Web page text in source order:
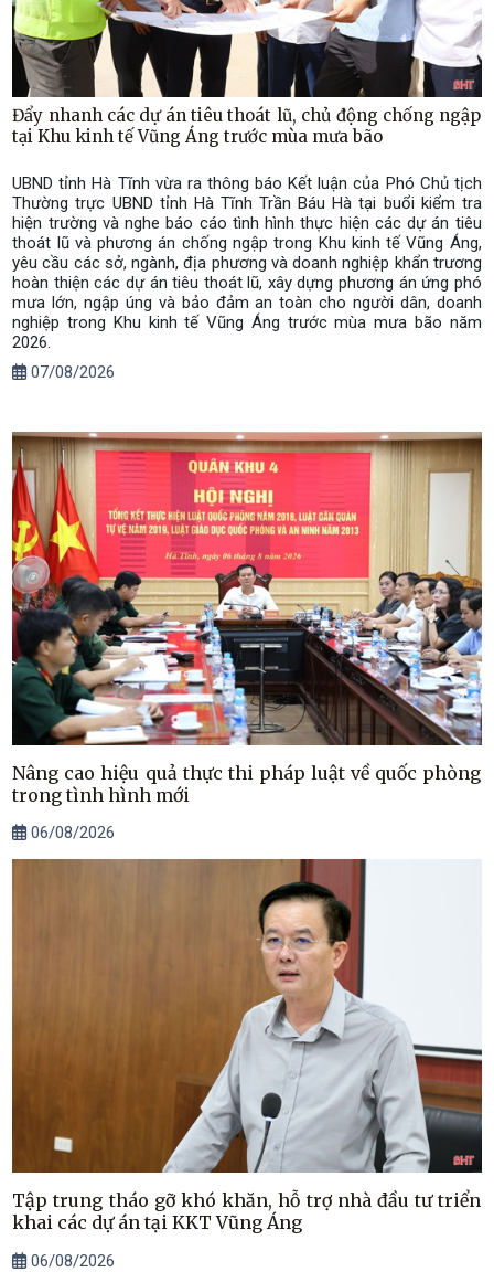
Đẩy nhanh các dự án tiêu thoát lũ, chủ động chống ngập
tại Khu kinh tế Vũng Áng trước mùa mưa bão
UBND tỉnh Hà Tĩnh vừa ra thông báo Kết luận của Phó Chủ tịch
Thường trực UBND tỉnh Hà Tĩnh Trần Báu Hà tại buổi kiểm tra
hiện trường và nghe báo cáo tình hình thực hiện các dự án tiêu
thoát lũ và phương án chống ngập trong Khu kinh tế Vũng Áng,
yêu cầu các sở, ngành, địa phương và doanh nghiệp khẩn trương
hoàn thiện các dự án tiêu thoát lũ, xây dựng phương án ứng phó
mưa lớn, ngập úng và bảo đảm an toàn cho người dân, doanh
nghiệp trong Khu kinh tế Vũng Áng trước mùa mưa bão năm
2026.
07/08/2026
Nâng cao hiệu quả thực thi pháp luật về quốc phòng
trong tình hình mới
06/08/2026
Tập trung tháo gỡ khó khăn, hỗ trợ nhà đầu tư triển
khai các dự án tại KKT Vũng Áng
06/08/2026